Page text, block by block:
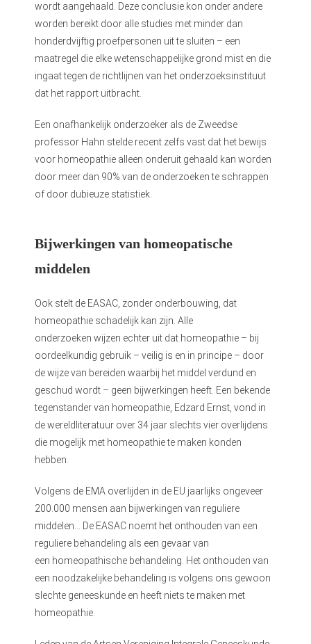
wordt aangehaald. Deze conclusie kon onder andere
worden bereikt door alle studies met minder dan
honderdvijftig proefpersonen uit te sluiten – een
maatregel die elke wetenschappelijke grond mist en die
ingaat tegen de richtlijnen van het onderzoeksinstituut
dat het rapport uitbracht.
Een onafhankelijk onderzoeker als de Zweedse
professor Hahn stelde recent zelfs vast dat het bewijs
voor homeopathie alleen onderuit gehaald kan worden
door meer dan 90% van de onderzoeken te schrappen
of door dubieuze statistiek.
Bijwerkingen van homeopatische
middelen
Ook stelt de EASAC, zonder onderbouwing, dat
homeopathie schadelijk kan zijn. Alle
onderzoeken wijzen echter uit dat homeopathie – bij
oordeelkundig gebruik – veilig is en in principe – door
de wijze van bereiden waarbij het middel verdund en
geschud wordt – geen bijwerkingen heeft. Een bekende
tegenstander van homeopathie, Edzard Ernst, vond in
de wereldliteratuur over 34 jaar slechts vier overlijdens
die mogelijk met homeopathie te maken konden
hebben.
Volgens de EMA overlijden in de EU jaarlijks ongeveer
200.000 mensen aan bijwerkingen van reguliere
middelen… De EASAC noemt het onthouden van een
reguliere behandeling als een gevaar van
een homeopathische behandeling. Het onthouden van
een noodzakelijke behandeling is volgens ons gewoon
slechte geneeskunde en heeft niets te maken met
homeopathie.